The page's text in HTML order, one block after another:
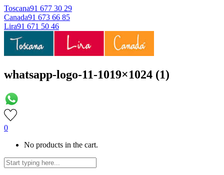
Toscana91 677 30 29
Canada91 673 66 85
Lira91 671 50 46
whatsapp-logo-11-1019×1024 (1)
0
No products in the cart.